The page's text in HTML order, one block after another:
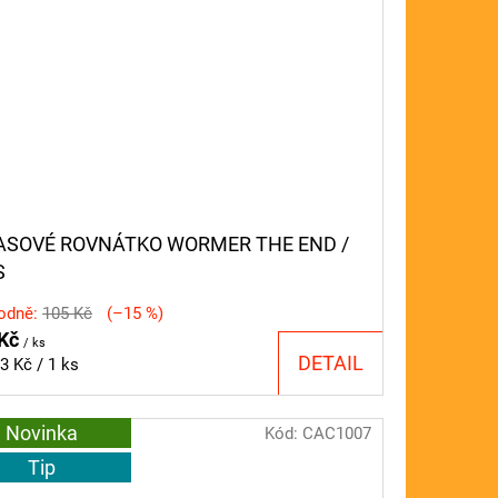
ROVNÁTKO WORMER THE END /
105 Kč (–15 %)
/ ks
Kč / 1 ks DETAIL
Novinka
Tip
Kód: CAC1007